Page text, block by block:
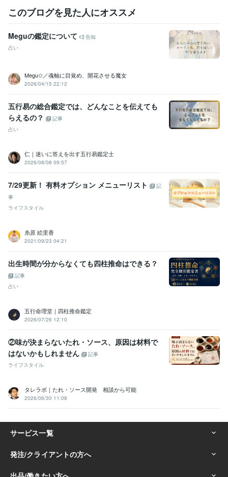
保育士 取得年 : 2015年
カラーセラピスト 取得年 : 2014年
得意分野
占い
悩み カラーセラピー カウンセリング
自己肯定感
マインド
このブログを見た人にオススメ
Meguの鑑定について
告知
占い
Megu✩／魂軸に目覚め、開花させる魔女
2026/04/15 22:12
五行易の総合鑑定では、どんなことを伝えても
らえるの？
記事
占い
仁｜迷いに答えを出す五行易鑑定士
2026/08/08 09:57
7/29更新！ 有料オプション メニューリスト
記
事
ライフスタイル
糸原 絵里香
2021/09/23 04:21
出生時間が分からなくても四柱推命はできる？
記事
占い
五行命理堂｜四柱推命鑑定
2026/07/26 12:10
②味が決まらないたれ・ソース、原因は材料で
はないかもしれません
記事
ライフスタイル
タレラボ｜たれ・ソース開発 相談から可能
2026/06/30 11:08